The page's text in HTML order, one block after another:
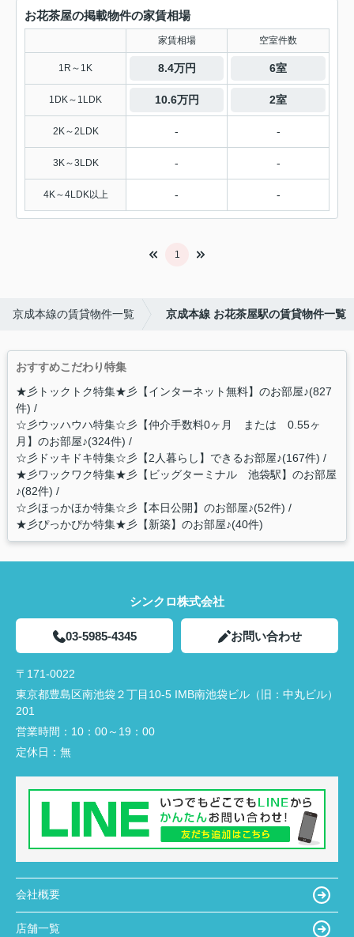
お花茶屋の掲載物件の家賃相場
家賃相場 空室件数
1R～1K 8.4万円 6室
1DK～1LDK 10.6万円 2室
2K～2LDK - -
3K～3LDK - -
4K～4LDK以上 - -
1
京成本線の賃貸物件一覧 京成本線 お花茶屋駅の賃貸物件一覧
おすすめこだわり特集
★彡トックトク特集★彡【インターネット無料】のお部屋♪(827
件)
☆彡ウッハウハ特集☆彡【仲介手数料0ヶ月 または 0.55ヶ
月】のお部屋♪(324件)
☆彡ドッキドキ特集☆彡【2人暮らし】できるお部屋♪(167件)
★彡ワックワク特集★彡【ビッグターミナル 池袋駅】のお部屋
♪(82件)
☆彡ほっかほか特集☆彡【本日公開】のお部屋♪(52件)
★彡ぴっかぴか特集★彡【新築】のお部屋♪(40件)
シンクロ株式会社
03-5985-4345 お問い合わせ
〒171-0022
東京都豊島区南池袋２丁目10-5 IMB南池袋ビル（旧：中丸ビル）
201
営業時間： 10：00～19：00
定休日： 無
会社概要
店舗一覧